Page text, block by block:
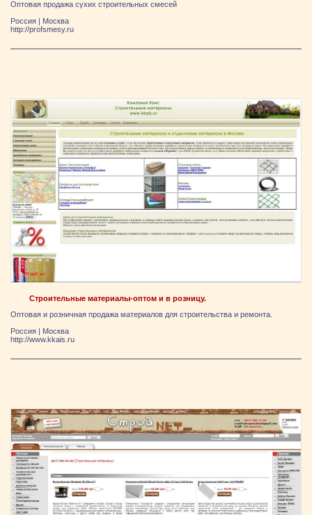
Оптовая продажа сухих строительных смесей
Россия
Москва
http://profsmesy.ru
Строительные материалы-оптом и в розницу.
Оптовая и розничная продажа материалов для строительства и ремонта.
Россия | Москва
http://www.kkais.ru